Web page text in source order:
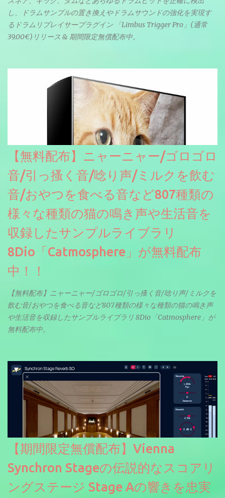
し、ドラムサンプルの置き換えやドラムサウンドの強化を実現す
るドラムリプレイサープラグイン 「Limbus Trigger Pro」(通常
39.00€)リリース & 期間限定無償配布中。
【無料配布】ニャーニャー/ゴロゴロ
音/引っ搔く音/唸り声/ミルクを飲む
音/おやつを食べる音など807種類の
様々な種類の猫の鳴き声や生活音を
収録したサンプルライブラリ
8Dio「Catmosphere」が無料配布
中！！
【無料配布】ニャーニャー/ゴロゴロ/引っ搔く音/唸り声/ミルクを
飲む音/おやつを食べる音など807種類の様々な種類の猫の鳴き声
や生活音を収録したサンプルライブラリ 8Dio「Catmosphere」が
無料配布中。
【期間限定無償配布】Vienna
Synchron Stageの伝説的なスコアリ
ングステージ Stage Aの響きを忠実